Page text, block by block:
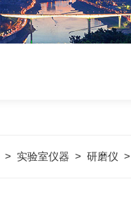
> 实验室仪器 >研磨仪 >